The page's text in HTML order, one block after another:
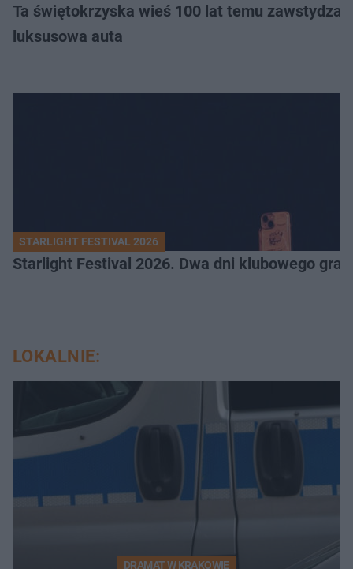
Ta świętokrzyska wieś 100 lat temu
luksusowa auta
STARLIGHT FESTIVAL 2026
Starlight Festival 2026. Dwa dni klubowego
LOKALNIE:
DRAMAT W KRAKOWIE